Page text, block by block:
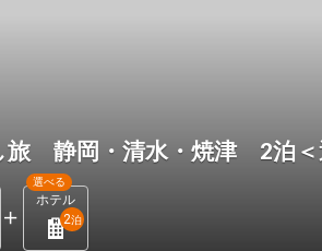
旅 静岡・清水・焼津 2泊＜
ホテル
選べる
2泊